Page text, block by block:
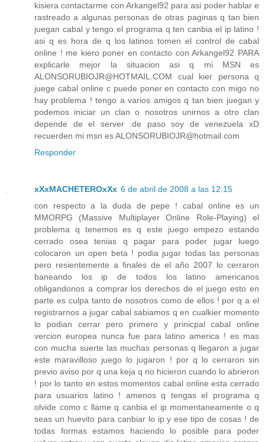
kisiera contactarme con Arkangel92 para asi poder hablar e
rastreado a algunas personas de otras paginas q tan bien
juegan cabal y tengo el programa q ten canbia el ip latino !
asi q es hora de q los latinos tomen el control de cabal
online ! me kiero poner en contacto con Arkangel92 PARA
explicarle mejor la situacion asi q mi MSN es
ALONSORUBIOJR@HOTMAIL.COM cual kier persona q
juege cabal online c puede poner en contacto con migo no
hay problema ! tengo a varios amigos q tan bien juegan y
podemos iniciar un clan o nosotros unirnos a otro clan
depende de el server .de paso soy de venezuela xD
recuerden mi msn es ALONSORUBIOJR@hotmail.com
Responder
xXxMACHETEROxXx 6 de abril de 2008 a las 12:15
con respecto a la duda de pepe ! cabal online es un
MMORPG (Massive Multiplayer Online Role-Playing) el
problema q tenemos es q este juego empezo estando
cerrado osea tenias q pagar para poder jugar luego
colocaron un open beta ! podia jugar todas las personas
pero resientemente a finales de el año 2007 lo cerraron
baneando los ip de todos los latino americanos
obligandonos a comprar los derechos de el juego esto en
parte es culpa tanto de nosotros como de ellos ! por q a el
registrarnos a jugar cabal sabiamos q en cualkier momento
lo podian cerrar pero primero y prinicpal cabal online
vercion europea nunca fue para latino america ! es mas
con mucha suerte las muchas personas q llegaron a jugar
este maravilloso juego lo jugaron ! por q lo cerraron sin
previo aviso por q una keja q no hicieron cuando lo abrieron
! por lo tanto en estos momentos cabal online esta cerrado
para usuarios latino ! amenos q tengas el programa q
olvide como c llame q canbia el ip momentaneamente o q
seas un huevito para canbiar lo ip y ese tipo de cosas ! de
todas formas estamos haciendo lo posible para poder